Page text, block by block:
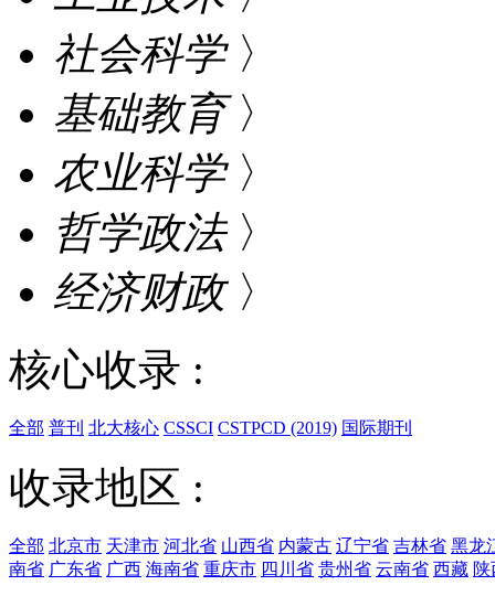
社会科学 〉
基础教育 〉
农业科学 〉
哲学政法 〉
经济财政 〉
核心收录 :
全部 普刊 北大核心 CSSCI CSTPCD (2019) 国际期刊
收录地区 :
全部 北京市 天津市 河北省 山西省 内蒙古 辽宁省 吉林省 黑龙
南省 广东省 广西 海南省 重庆市 四川省 贵州省 云南省 西藏